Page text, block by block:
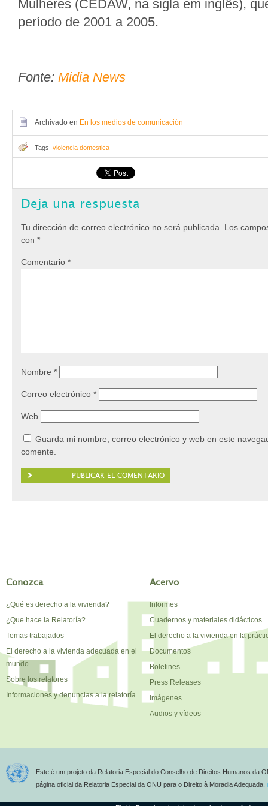
Mulheres (CEDAW, na sigla em inglês),
período de 2001 a 2005.
Fonte: Midia News
Archivado en En los medios de comunicación
Tags violencia domestica
Deja una respuesta
Tu dirección de correo electrónico no será publicada.
Los
con *
Comentario *
Nombre *
Correo electrónico *
Web
Guarda mi nombre, correo electrónico y web en este
comente.
Conozca
¿Qué es derecho a la vivienda?
¿Que hace la Relatoría?
Temas trabajados
El derecho a la vivienda adecuada en el
mundo
Sobre los relatores
Informaciones y denuncias a la relatoría
Acervo
Informes
Cuadernos y materiales didácticos
El derecho a la vivienda en la
Documentos
Boletines
Press Releases
Imágenes
Audios y vídeos
Este é um projeto da Relatoria Especial do Conselho de Direitos Humanos da
página oficial da Relatoria Especial da ONU para o Direito à Moradia Adequada,